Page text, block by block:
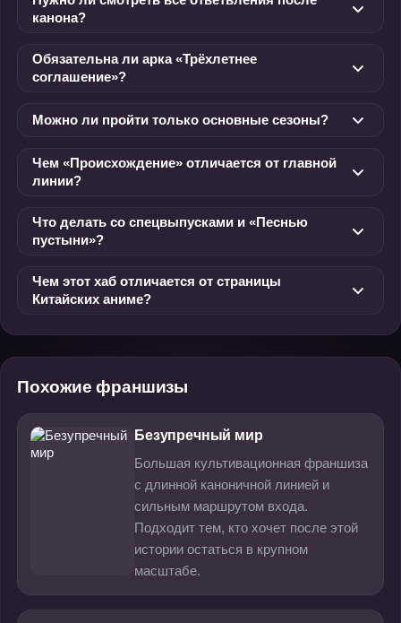
канона?
Обязательна ли арка «Трёхлетнее
соглашение»?
Можно ли пройти только основные сезоны?
Чем «Происхождение» отличается от главной
линии?
Что делать со спецвыпусками и «Песнью
пустыни»?
Чем этот хаб отличается от страницы
Китайских аниме?
Похожие франшизы
Безупречный мир
Большая культивационная франшиза
с длинной каноничной линией и
сильным маршрутом входа.
Подходит тем, кто хочет после этой
истории остаться в крупном
масштабе.